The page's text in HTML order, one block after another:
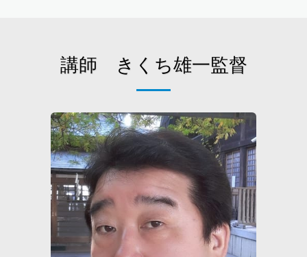
講師 きくち雄一監督